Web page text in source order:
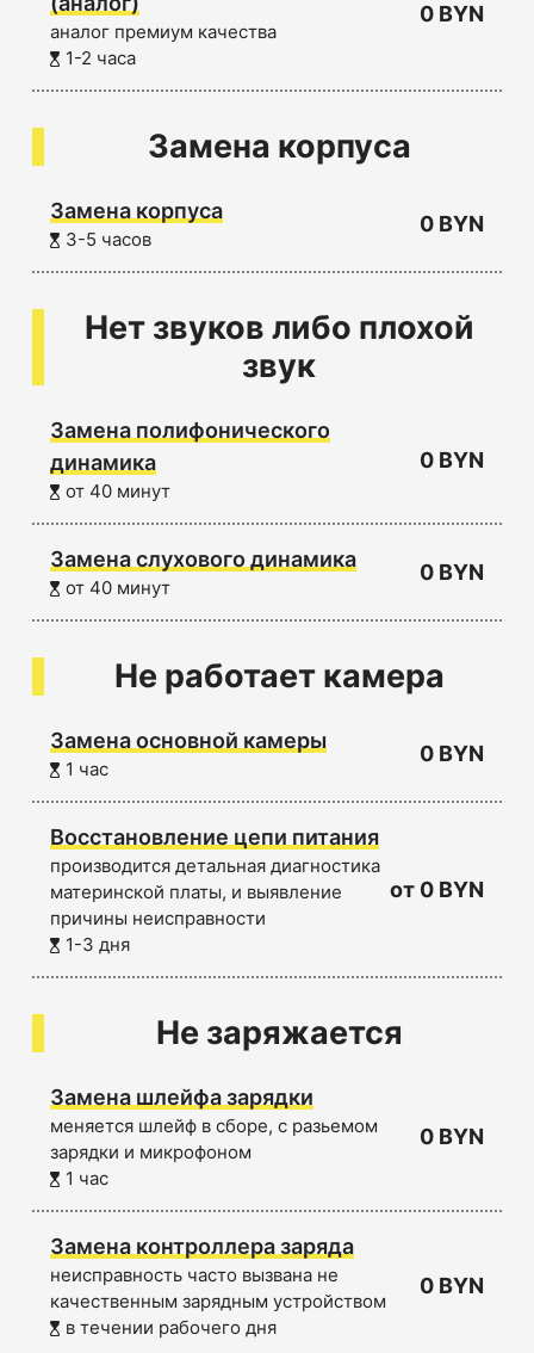
аналог премиум качества
1-2 часа
0 BYN
Замена корпуса
Замена корпуса
3-5 часов
0 BYN
Нет звуков либо плохой
звук
Замена полифонического
динамика
от 40 минут
0 BYN
Замена слухового динамика
от 40 минут
0 BYN
Не работает камера
Замена основной камеры
1 час
0 BYN
Восстановление цепи питания
производится детальная диагностика
материнской платы, и выявление
причины неисправности
1-3 дня
от 0 BYN
Не заряжается
Замена шлейфа зарядки
меняется шлейф в сборе, с разьемом
зарядки и микрофоном
1 час
0 BYN
Замена контроллера заряда
неисправность часто вызвана не
качественным зарядным устройством
в течении рабочего дня
0 BYN